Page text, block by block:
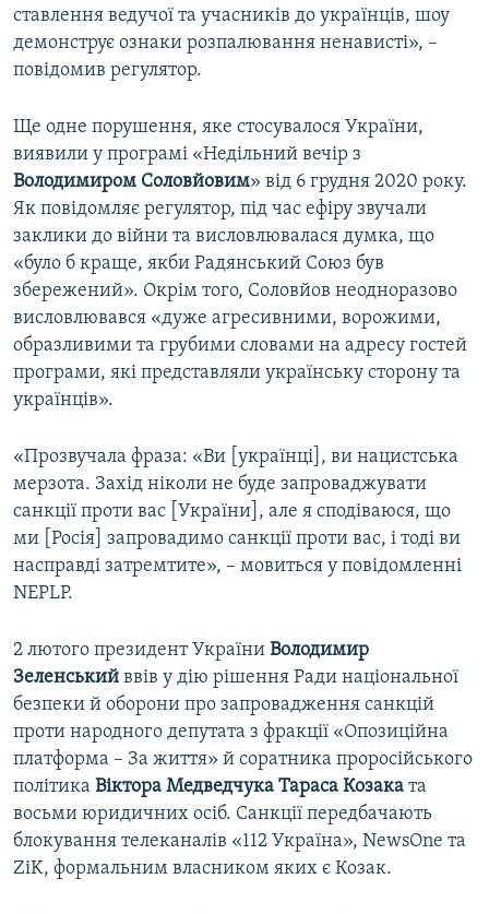
ставлення ведучої та учасників до українців, шоу
демонструє ознаки розпалювання ненависті», –
повідомив регулятор.
Ще одне порушення, яке стосувалося України,
виявили у програмі «Недільний вечір з
Володимиром Соловйовим» від 6 грудня 2020 року.
Як повідомляє регулятор, під час ефіру звучали
заклики до війни та висловлювалася думка, що
«було б краще, якби Радянський Союз був
збережений». Окрім того, Соловйов неодноразово
висловлювався «дуже агресивними, ворожими,
образливими та грубими словами на адресу гостей
програми, які представляли українську сторону та
українців».
«Прозвучала фраза: «Ви [українці], ви нацистська
мерзота. Захід ніколи не буде запроваджувати
санкції проти вас [України], але я сподіваюся, що
ми [Росія] запровадимо санкції проти вас, і тоді ви
насправді затремтите», – мовиться у повідомленні
NEPLP.
2 лютого президент України Володимир
Зеленський ввів у дію рішення Ради національної
безпеки й оборони про запровадження санкцій
проти народного депутата з фракції «Опозиційна
платформа – За життя» й соратника проросійського
політика Віктора Медведчука Тараса Козака та
восьми юридичних осіб. Санкції передбачають
блокування телеканалів «112 Україна», NewsOne та
ZiK, формальним власником яких є Козак.